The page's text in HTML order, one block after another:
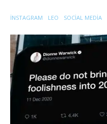
INSTAGRAM LEO SOCIAL MEDIA